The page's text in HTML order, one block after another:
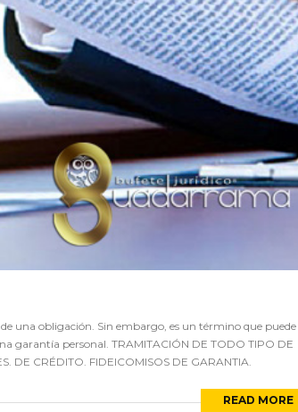
una obligación. Sin embargo, es un término que puede
garantía personal. TRAMITACIÓN DE TODO TIPO DE
DE CRÉDITO. FIDEICOMISOS DE GARANTIA.
READ MORE